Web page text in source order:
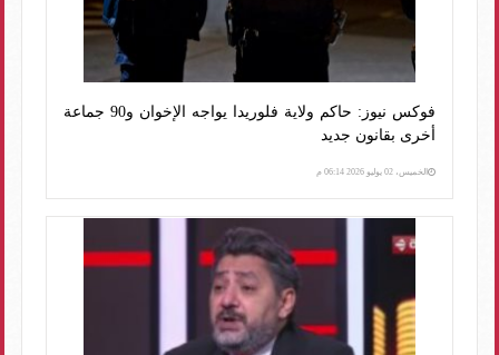
فوكس نيوز: حاكم ولاية فلوريدا يواجه الإخوان و90 جماعة
أخرى بقانون جديد
الخميس، 02 يوليو 2026 06:14 م